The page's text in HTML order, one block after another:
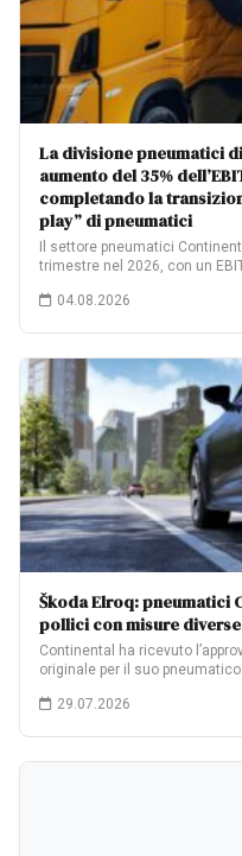
La divisione pneumatici
aumento del 35%
completando la
play” di pneumatici
Il settore pneumatici
trimestre nel 2026, con un
04.08.2026
Škoda Elroq: pneumatici
pollici con misure
Continental ha ricevuto
originale per il suo
29.07.2026